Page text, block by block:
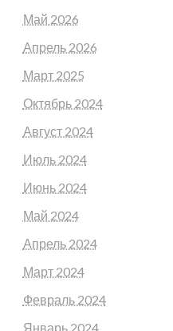
Май 2026
Апрель 2026
Март 2025
Октябрь 2024
Август 2024
Июль 2024
Июнь 2024
Май 2024
Апрель 2024
Март 2024
Февраль 2024
Январь 2024